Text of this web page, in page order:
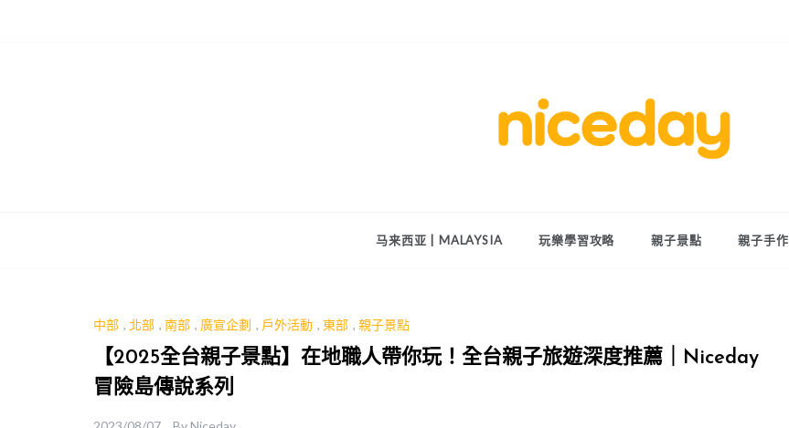
子X體驗
马来西亚 | MALAYSIA 玩樂學習攻略 親子景點 親子手作
中部 , 北部 , 南部 , 廣宣企劃 , 戶外活動 , 東部 , 親子景點
【2025全台親子景點】在地職人帶你玩！全台親子旅遊深度推薦｜Niceday
冒險島傳說系列